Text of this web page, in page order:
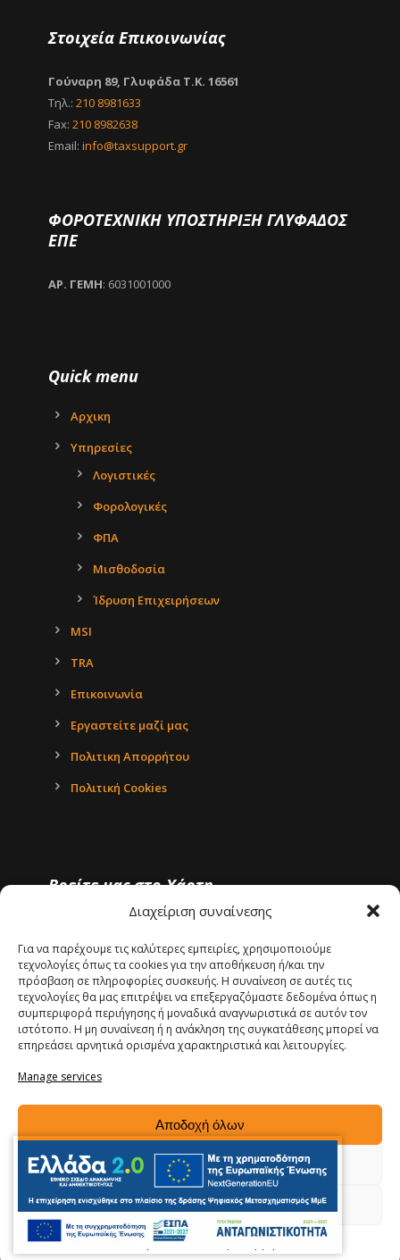
Διαχείριση συναίνεσης
Για να παρέχουμε τις καλύτερες εμπειρίες, χρησιμοποιούμε
τεχνολογίες όπως τα cookies για την αποθήκευση ή/και την
πρόσβαση σε πληροφορίες συσκευής. Η συναίνεση σε αυτές τις
τεχνολογίες θα μας επιτρέψει να επεξεργαζόμαστε δεδομένα όπως η
συμπεριφορά περιήγησης ή μοναδικά αναγνωριστικά σε αυτόν τον
ιστότοπο. Η μη συναίνεση ή η ανάκληση της συγκατάθεσης μπορεί να
επηρεάσει αρνητικά ορισμένα χαρακτηριστικά και λειτουργίες.
Manage services
Αποδοχή όλων
Δεν αποδέχομαι
Προβολή προτιμήσεων
Πολιτική cookie
Στοιχεία Επικοινωνίας
Γούναρη 89, Γλυφάδα Τ.Κ. 16561
Τηλ.: 210 8981633
Fax: 210 8982638
Email: info@taxsupport.gr
ΦΟΡΟΤΕΧΝΙΚΗ ΥΠΟΣΤΗΡΙΞΗ ΓΛΥΦΑΔΟΣ
ΕΠΕ
ΑΡ. ΓΕΜΗ: 6031001000
Quick menu
Αρχικη
Υπηρεσίες
Λογιστικές
Φορολογικές
ΦΠΑ
Μισθοδοσία
Ίδρυση Επιχειρήσεων
MSI
TRA
Επικοινωνία
Εργαστείτε μαζί μας
Πολιτικη Απορρήτου
Πολιτική Cookies
Βρείτε μας στο Χάρτη
Click 'I agree' to enable Google maps
Πολιτική cookie
I agree
Copyright 2018 taxsupport.gr. All Right Revered.
Powered by |